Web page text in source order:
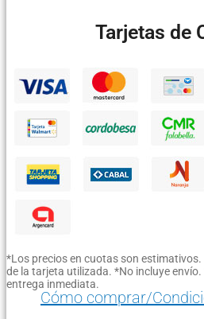
Tarjetas de
*Los precios en cuotas son estimativos.
de la tarjeta utilizada. *No incluye
entrega inmediata.
Cómo comprar/